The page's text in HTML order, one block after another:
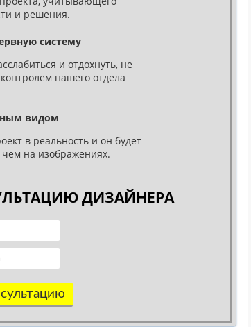
и решения.
систему
и отдохнуть, не
нашего отдела
видом
в реальность и он будет
на изображениях.
ДИЗАЙНЕРА